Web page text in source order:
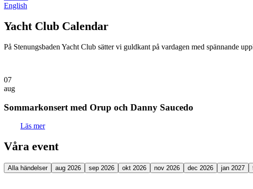
English
Yacht Club Calendar
På Stenungsbaden Yacht Club sätter vi guldkant på vardagen med spännande
07
aug
Sommarkonsert med Orup och Danny Saucedo
Läs mer
Våra event
Alla händelser aug 2026 sep 2026 okt 2026 nov 2026 dec 2026 jan 2027